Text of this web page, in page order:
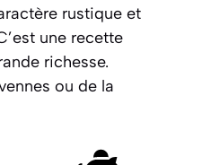
rustique et
une recette
richesse.
ou de la